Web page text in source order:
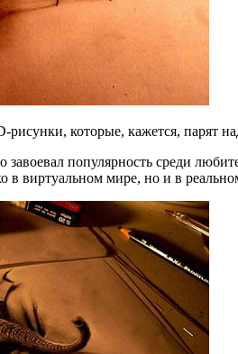
рисунки, которые, кажется, парят
популярность среди
в виртуальном мире, но и в